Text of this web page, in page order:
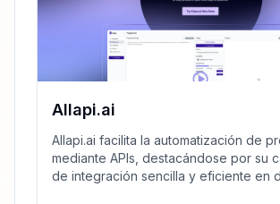
Allapi.ai
Allapi.ai facilita la automatización de
mediante APIs, destacándose por su
de integración sencilla y eficiente en